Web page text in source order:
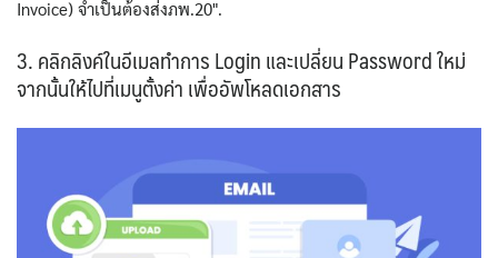
Invoice) จำเป็นต้องส่งภพ.20".
3. คลิกลิงค์ในอีเมลทำการ Login และเปลี่ยน Password ใหม่
จากนั้นให้ไปที่เมนูตั้งค่า เพื่ออัพโหลดเอกสาร